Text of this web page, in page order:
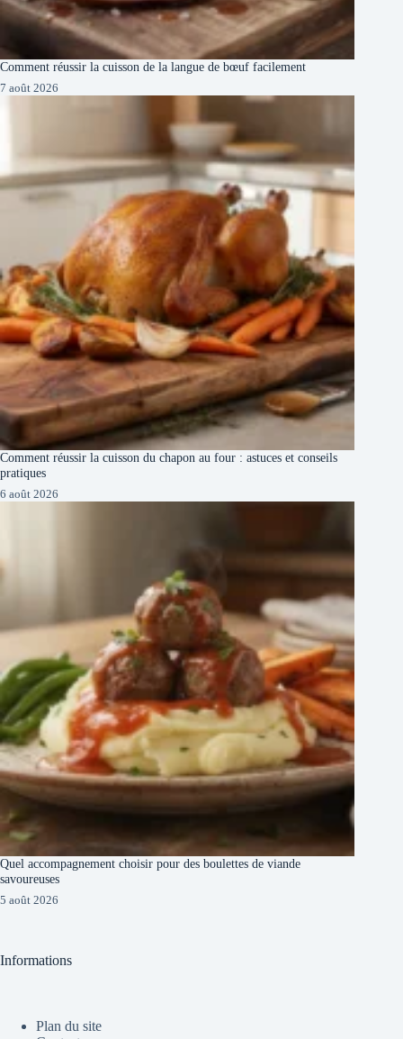
Comment réussir la cuisson de la langue de bœuf facilement
7 août 2026
Comment réussir la cuisson du chapon au four : astuces et conseils
pratiques
6 août 2026
Quel accompagnement choisir pour des boulettes de viande
savoureuses
5 août 2026
Informations
Plan du site